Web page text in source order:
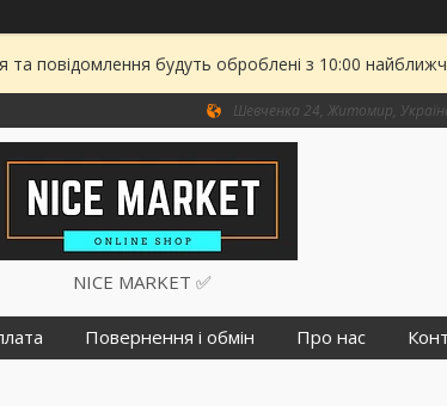
та повідомлення будуть оброблені з 10:00
Шевченка 24, Житомир,
NICE MARKET ✅
Повернення і обмін Про нас